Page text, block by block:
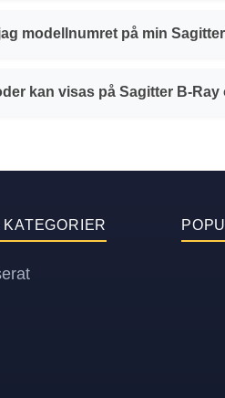
modellnumret på min
kan visas på Sagitter B-